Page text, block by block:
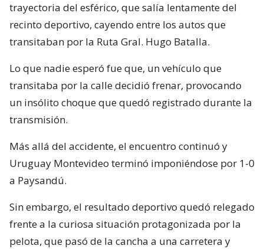
trayectoria del esférico, que salía lentamente del
recinto deportivo, cayendo entre los autos que
transitaban por la Ruta Gral. Hugo Batalla.
Lo que nadie esperó fue que, un vehículo que
transitaba por la calle decidió frenar, provocando
un insólito choque que quedó registrado durante la
transmisión.
Más allá del accidente, el encuentro continuó y
Uruguay Montevideo terminó imponiéndose por 1-0
a Paysandú.
Sin embargo, el resultado deportivo quedó relegado
frente a la curiosa situación protagonizada por la
pelota, que pasó de la cancha a una carretera y